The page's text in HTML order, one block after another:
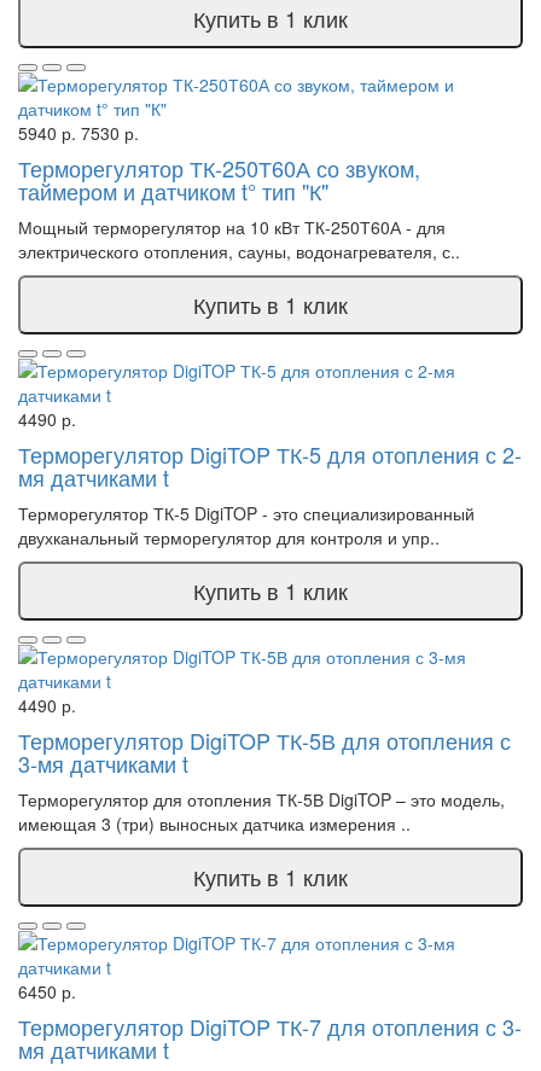
Купить в 1 клик
5940 р. 7530 р.
Терморегулятор ТК-250Т60А со звуком,
таймером и датчиком t° тип "К"
Мощный терморегулятор на 10 кВт ТК-250Т60А - для
электрического отопления, сауны, водонагревателя, с..
Купить в 1 клик
4490 р.
Терморегулятор DigiTOP ТК-5 для отопления с 2-
мя датчиками t
Терморегулятор ТК-5 DigiTOP - это специализированный
двухканальный терморегулятор для контроля и упр..
Купить в 1 клик
4490 р.
Терморегулятор DigiTOP ТК-5В для отопления с
3-мя датчиками t
Терморегулятор для отопления ТК-5В DigiTOP – это модель,
имеющая 3 (три) выносных датчика измерения ..
Купить в 1 клик
6450 р.
Терморегулятор DigiTOP ТК-7 для отопления с 3-
мя датчиками t